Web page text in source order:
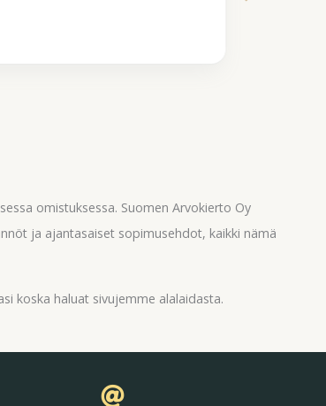
omistuksessa. Suomen Arvokierto Oy
ja ajantasaiset sopimusehdot, kaikki nämä
koska haluat sivujemme alalaidasta.